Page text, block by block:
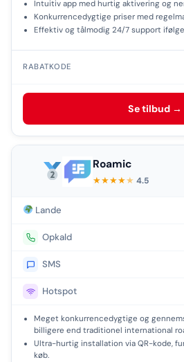
Intuitiv app med hurtig aktivering og
Konkurrencedygtige priser med
Effektiv og tålmodig 24/7 support
RABATKODE
Se tilbud →
Roamic
★★★★★ 4.5
Lande
Opkald
SMS
Hotspot
Meget konkurrencedygtige og
billigere end traditionel international
Ultra-hurtig installation via QR-kode,
køb.